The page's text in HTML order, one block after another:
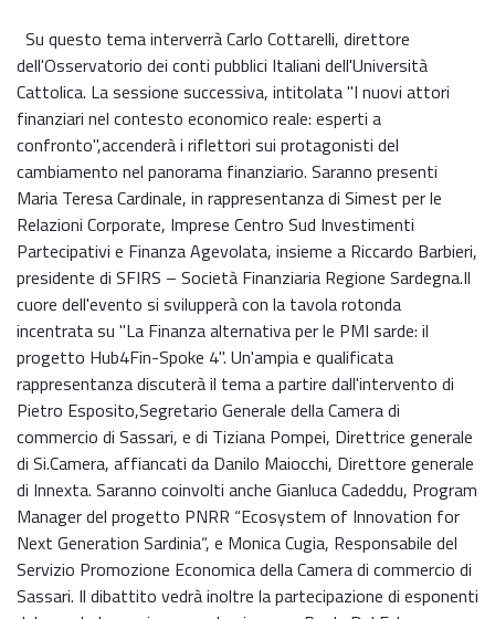
Su questo tema interverrà Carlo Cottarelli, direttore
dell'Osservatorio dei conti pubblici Italiani dell'Università
Cattolica. La sessione successiva, intitolata "I nuovi attori
finanziari nel contesto economico reale: esperti a
confronto",accenderà i riflettori sui protagonisti del
cambiamento nel panorama finanziario. Saranno presenti
Maria Teresa Cardinale, in rappresentanza di Simest per le
Relazioni Corporate, Imprese Centro Sud Investimenti
Partecipativi e Finanza Agevolata, insieme a Riccardo Barbieri,
presidente di SFIRS – Società Finanziaria Regione Sardegna.Il
cuore dell'evento si svilupperà con la tavola rotonda
incentrata su "La Finanza alternativa per le PMI sarde: il
progetto Hub4Fin-Spoke 4". Un'ampia e qualificata
rappresentanza discuterà il tema a partire dall'intervento di
Pietro Esposito,Segretario Generale della Camera di
commercio di Sassari, e di Tiziana Pompei, Direttrice generale
di Si.Camera, affiancati da Danilo Maiocchi, Direttore generale
di Innexta. Saranno coinvolti anche Gianluca Cadeddu, Program
Manager del progetto PNRR “Ecosystem of Innovation for
Next Generation Sardinia“, e Monica Cugia, Responsabile del
Servizio Promozione Economica della Camera di commercio di
Sassari. Il dibattito vedrà inoltre la partecipazione di esponenti